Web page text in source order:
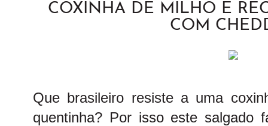
COXINHA DE MILHO E
COM
Que brasileiro resiste a uma
quentinha? Por isso este salgado